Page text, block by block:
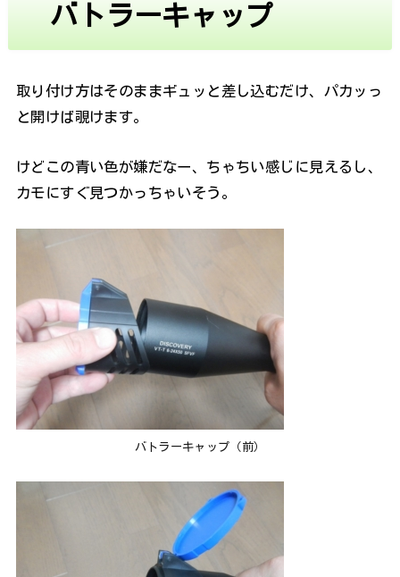
バトラーキャップ
取り付け方はそのままギュッと差し込むだけ、パカッっ
と開けば覗けます。
けどこの青い色が嫌だなー、ちゃちい感じに見えるし、
カモにすぐ見つかっちゃいそう。
バトラーキャップ（前）